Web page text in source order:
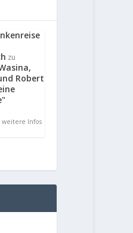
zu
Robert
Infos